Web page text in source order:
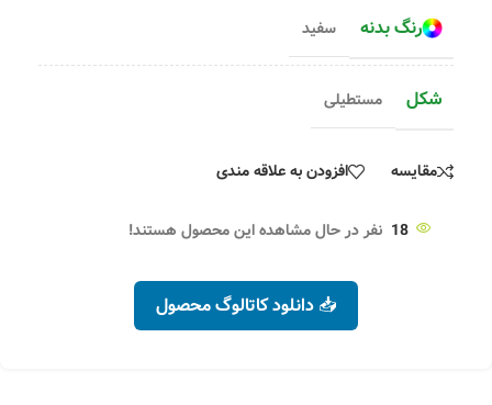
رنگ بدنه سفید
شکل مستطیلی
مقایسه افزودن به علاقه مندی
18 نفر در حال مشاهده این محصول هستند!
📥 دانلود کاتالوگ محصول